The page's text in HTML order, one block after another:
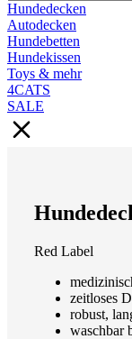
Hundedecken
Autodecken
Hundebetten
Hundekissen
Toys & mehr
4CATS
SALE
Red Label
zeitloses
robust,
waschbar